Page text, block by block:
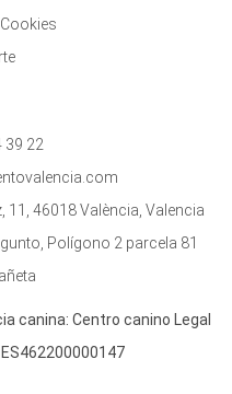
39 22
11, 46018 València, Valencia
Polígono 2 parcela 81
canina: Centro canino Legal